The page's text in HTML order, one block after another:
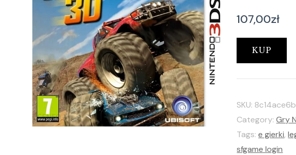
107,00zł
KUP
SKU:
Category:Gry
Tags:e gierki,
sfgame login